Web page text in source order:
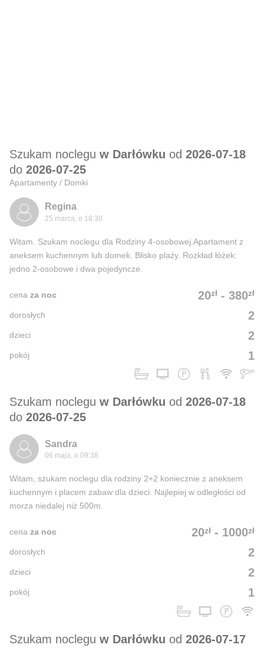
Szukam noclegu w Darłówku od 2026-07-18
do 2026-07-25
Apartamenty / Domki
Regina
25 marca, o 18:30
Witam. Szukam noclegu dla Rodziny 4-osobowej.Apartament z
aneksem kuchennym lub domek. Blisko plaży. Rozkład łóżek:
jedno 2-osobowe i dwa pojedyncze.
20zł - 380zł
cena za noc
2
dorosłych
2
dzieci
1
pokój
Szukam noclegu w Darłówku od 2026-07-18
do 2026-07-25
Sandra
06 maja, o 09:38
Witam, szukam noclegu dla rodziny 2+2 koniecznie z aneksem
kuchennym i placem zabaw dla dzieci. Najlepiej w odległości od
morza niedalej niż 500m.
20zł - 1000zł
cena za noc
2
dorosłych
2
dzieci
1
pokój
Szukam noclegu w Darłówku od 2026-07-17